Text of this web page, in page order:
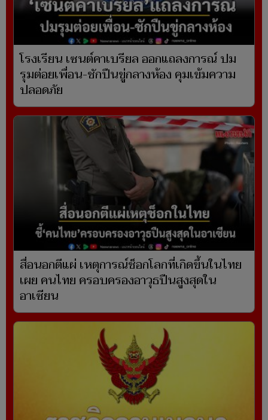
โรงเรียน เซนต์คาเบรียล ออกแถลงการณ์ ปม
รุมต่อยเพื่อน-ชักปืนขู่กลางห้อง คุมเข้มความ
ปลอดภัย
สื่อนอกตีแผ่ เหตุการณ์ช็อกโลกที่เกิดขึ้นในไทย
เผย คนไทย ครอบครองอาวุธปืนสูงสุดใน
อาเซียน